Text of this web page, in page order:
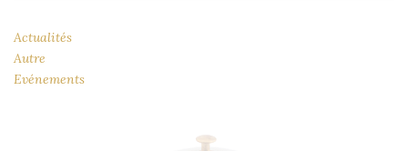
Actualités
Autre
Evénements